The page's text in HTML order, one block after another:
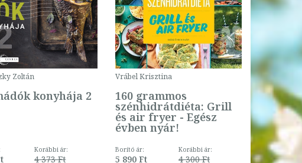
Zoltán
konyhája 2
Korábbi ár:
4 373 Ft
Vrábel Krisztina
160 grammos
szénhidrátdiéta: Grill
és air fryer - Egész
évben nyár!
Borító ár:
5 890 Ft
Korábbi ár:
4 300 Ft